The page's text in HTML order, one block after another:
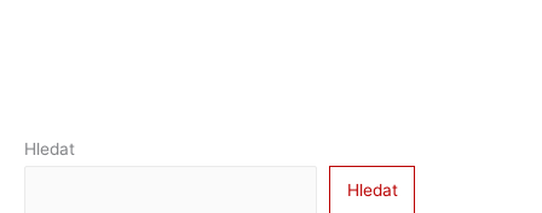
Hledat
Hledat